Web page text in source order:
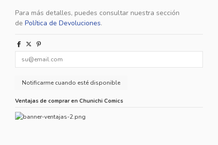
Para más detalles, puedes consultar nuestra sección
de Política de Devoluciones.
Ventajas de comprar en Chunichi Comics